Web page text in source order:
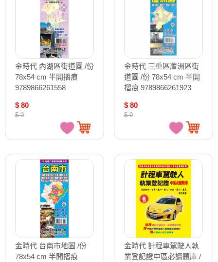
金時代 內湖區街道圖 /份
78x54 cm 半開摺痕
9789866261558
$ 80
$ 0
金時代 三重區蘆洲區街
道圖 /份 78x54 cm 半開
摺痕 9789866261923
$ 80
$ 0
金時代 台南市地圖 /份
78x54 cm 半開摺痕
金時代 計程車駕駛人執
業登記證中區必讀題庫 /